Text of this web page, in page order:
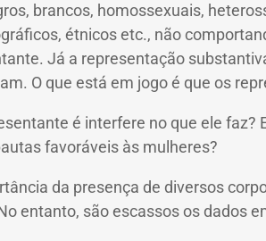
brancos, homossexuais,
étnicos etc., não
Já a representação
O que está em jogo é que os
é interfere no que ele faz?
favoráveis ​​às mulheres?
da presença de diversos
entanto, são escassos os dados